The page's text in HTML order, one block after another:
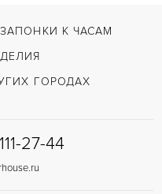
ЗАПОНКИ К ЧАСАМ
ГОРОДАХ
27-44